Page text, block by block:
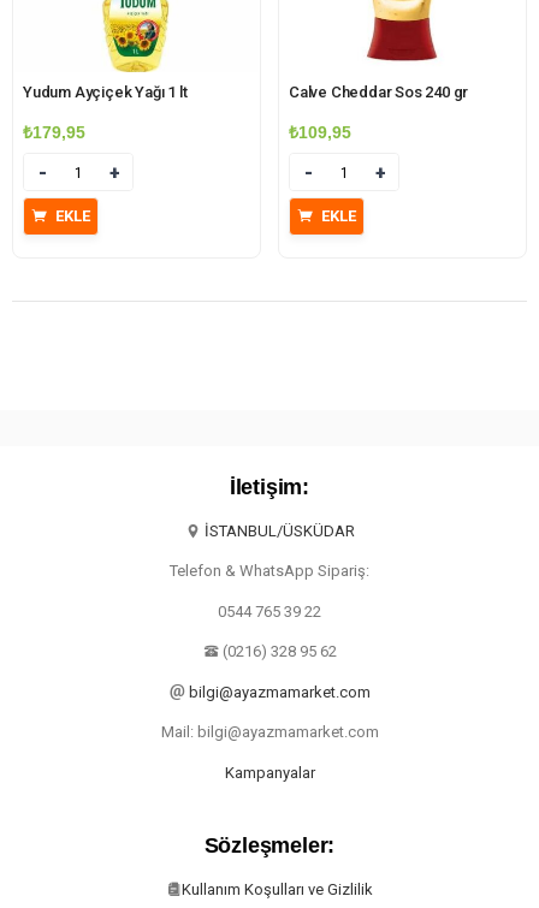
Yudum Ayçiçek Yağı 1 lt
₺179,95
Miktar
EKLE
Calve Cheddar Sos 240 gr
₺109,95
Miktar
EKLE
İletişim:
İSTANBUL/ÜSKÜDAR
Telefon & WhatsApp Sipariş:
0544 765 39 22
(0216) 328 95 62
bilgi@ayazmamarket.com
Mail: bilgi@ayazmamarket.com
Kampanyalar
Sözleşmeler:
Kullanım Koşulları ve Gizlilik